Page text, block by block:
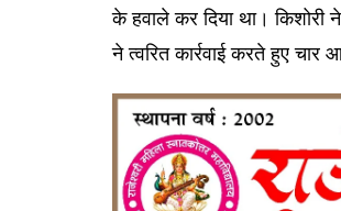
के हवाले कर दिया था।
ने त्वरित कार्रवाई करते हुए चार